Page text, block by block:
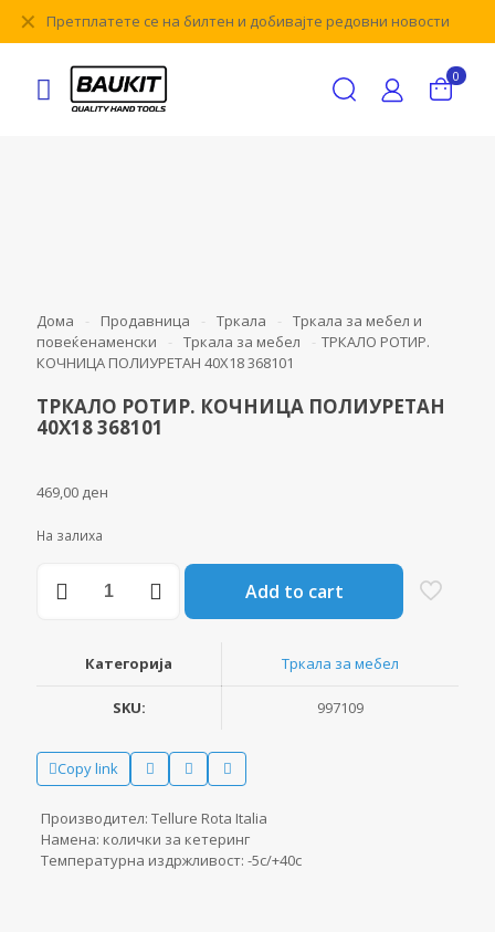
Претплатете се на билтен и добивајте редовни новости
✕
0
Дома - Продавница - Тркала -
Тркала за мебел и
повеќенаменски
- Тркала за мебел - ТРКАЛО РОТИР.
КОЧНИЦА ПОЛИУРЕТАН 40Х18 368101
ТРКАЛО РОТИР. КОЧНИЦА ПОЛИУРЕТАН
40Х18 368101
469,00 ден
На залиха
Add to cart
Категорија Тркала за мебел
SKU: 997109
Copy link
Производител: Tellure Rota Italia
Намена: колички за кетеринг
Температурна издржливост: -5c/+40c